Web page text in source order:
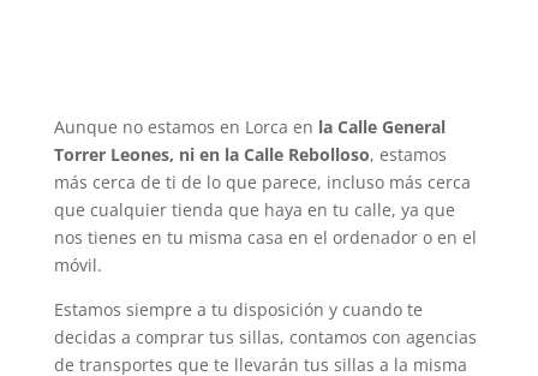
Aunque no estamos en Lorca en la Calle General
Torrer Leones, ni en la Calle Rebolloso, estamos
más cerca de ti de lo que parece, incluso más cerca
que cualquier tienda que haya en tu calle, ya que
nos tienes en tu misma casa en el ordenador o en el
móvil.
Estamos siempre a tu disposición y cuando te
decidas a comprar tus sillas, contamos con agencias
de transportes que te llevarán tus sillas a la misma